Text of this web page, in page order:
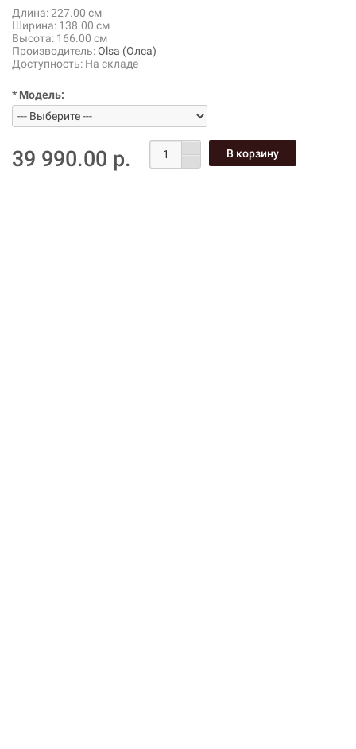
Длина:227.00 см
Ширина: 138.00 см
Высота: 166.00 см
Производитель:Olsa (Олса)
Доступность: На складе
* Модель:
39 990.00 р.